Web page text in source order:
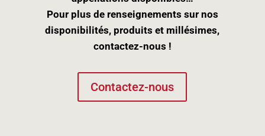
Pour plus de renseignements sur nos
disponibilités, produits et millésimes,
contactez-nous !
Contactez-nous